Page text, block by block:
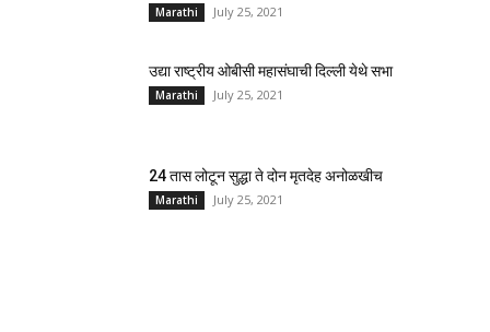
Marathi July 25, 2021
उद्या राष्ट्रीय ओबीसी महासंघाची दिल्ली येथे सभा
Marathi July 25, 2021
24 तास लोटून सुद्धा ते दोन मृतदेह अनोळखीच
Marathi July 25, 2021